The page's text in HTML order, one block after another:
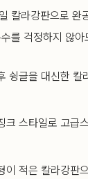
칼라강판으로 완
를 걱정하지 않아
글을 대신한 칼
스타일로 고급
적은 칼라강판